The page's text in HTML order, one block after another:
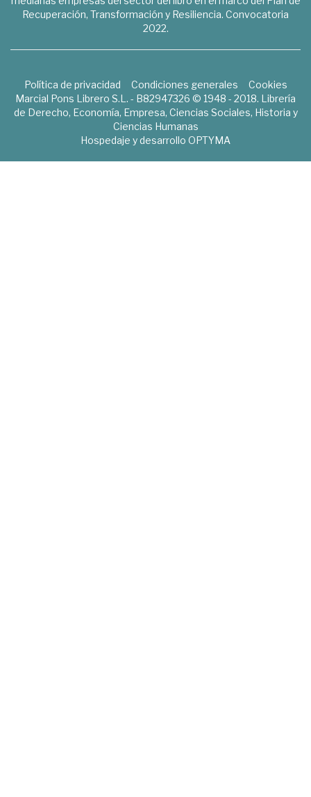
Recuperación, Transformación y Resiliencia. Convocatoria
2022.
Política de privacidad Condiciones generales
Cookies
Marcial Pons Librero S.L. - B82947326 © 1948 - 2018. Librería
de Derecho, Economía, Empresa, Ciencias Sociales, Historia y
Ciencias Humanas
Hospedaje y desarrollo OPTYMA